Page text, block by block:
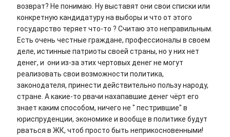
возврат? Не понимаю. Ну выставят они свои списки или
конкретную кандидатуру на выборы и что от этого
государство теряет что-то ? Считаю это неправильным.
Есть очень честные граждане, профессионалы в своем
деле, истинные патриоты своей страны, но у них нет
денег, и они из-за этих чертовых денег не могут
реализовать свои возможности политика,
законодателя, принести действительно пользу народу,
стране. А какие-то рвачи нахапавшие денег чёрт его
знает каким способом, ничего не " пестрившие" в
юриспруденции, экономике и вообще в политике будут
рваться в ЖК, чтоб просто быть неприкосновенными!